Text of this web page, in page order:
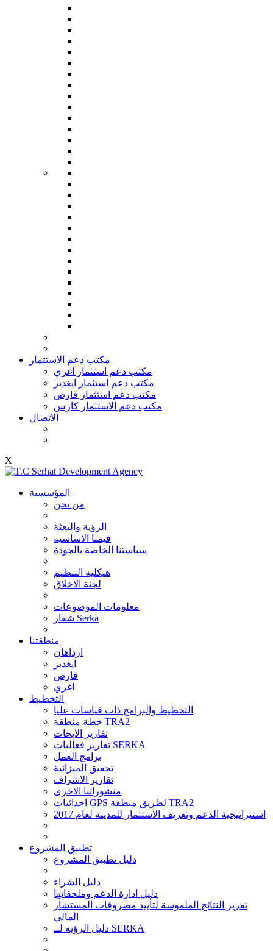
مكتب دعم الاستثمار
مكتب دعم استثمار اغري
مكتب دعم استثمار ايغدير
مكتب دعم استثمار قارص
مكتب دعم الاستثمار كارس
الاتصال
X
المؤسسية
من نحن
الرؤية والبعثة
قيمنا الاساسية
سياستنا الخاصة بالجودة
هيكلية التنظيم
لجنة الاخلاق
معلومات الموضوعات
شعار Serka
منطقتنا
ارداهان
ايغدير
قارص
اغري
التخطيط
التخطيط والبرامج ذات قياسات عليا
خطة منطقة TRA2
تقارير الابحاث
تقارير فعاليات SERKA
برامج العمل
تحقيق الميزانية
تقارير الاشراف
منشوراتنا الاخرى
احداثيات GPS لطريق منطقة TRA2
استيراتيجية الدعم وتعريف الاستثمار للمدينة لعام 2017
تطبيق المشروع
دليل تطبيق المشروع
دليل الشراء
دليل ادارة الدعم وملحقاتها
تقرير النتائج الملموسة لتأييد مصروفات المستشار
المالي
دليل الرؤية لــ SERKA